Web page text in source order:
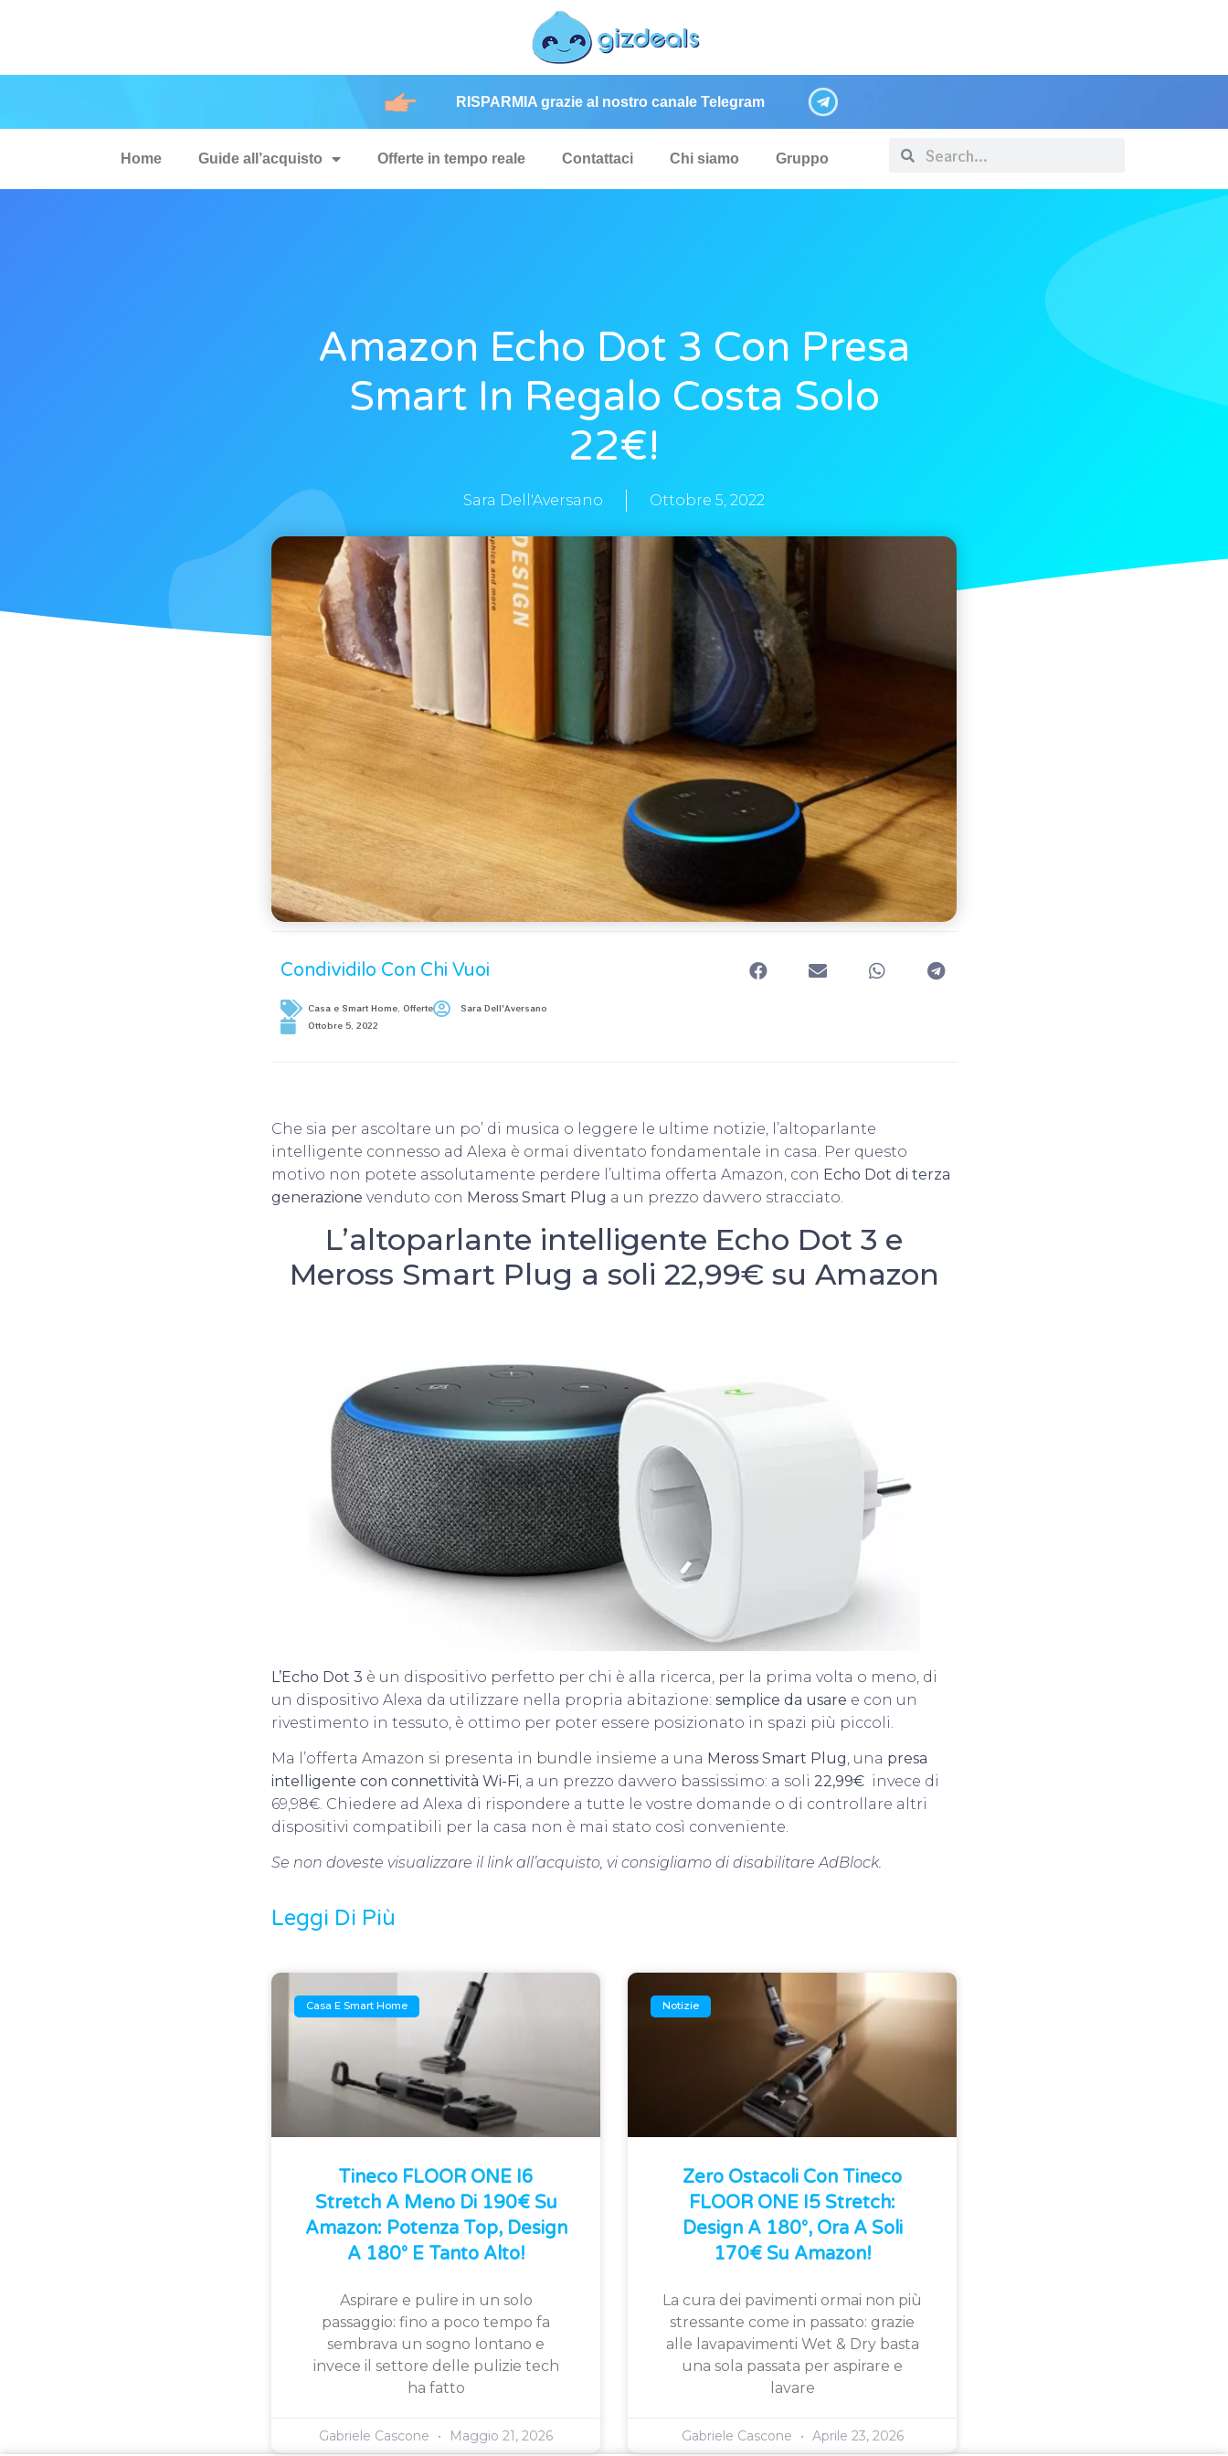
RISPARMIA grazie al nostro canale Telegram
Home Guide all’acquisto Offerte in tempo reale Contattaci Chi siamo Gruppo
Amazon Echo Dot 3 Con Presa
Smart In Regalo Costa Solo
22€!
Sara Dell'Aversano Ottobre 5, 2022
Condividilo Con Chi Vuoi
Casa e Smart Home, Offerte
Sara Dell'Aversano
Ottobre 5, 2022
Che sia per ascoltare un po’ di musica o leggere le ultime notizie, l’altoparlante
intelligente connesso ad Alexa è ormai diventato fondamentale in casa. Per questo
motivo non potete assolutamente perdere l’ultima offerta Amazon, con Echo Dot di terza
generazione venduto con Meross Smart Plug a un prezzo davvero stracciato.
L’altoparlante intelligente Echo Dot 3 e
Meross Smart Plug a soli 22,99€ su Amazon
L’Echo Dot 3 è un dispositivo perfetto per chi è alla ricerca, per la prima volta o meno, di
un dispositivo Alexa da utilizzare nella propria abitazione: semplice da usare e con un
rivestimento in tessuto, è ottimo per poter essere posizionato in spazi più piccoli.
Ma l’offerta Amazon si presenta in bundle insieme a una Meross Smart Plug, una presa
intelligente con connettività Wi-Fi, a un prezzo davvero bassissimo: a soli 22,99€ invece di
69,98€. Chiedere ad Alexa di rispondere a tutte le vostre domande o di controllare altri
dispositivi compatibili per la casa non è mai stato così conveniente.
Se non doveste visualizzare il link all’acquisto, vi consigliamo di disabilitare AdBlock.
Leggi Di Più
Casa E Smart Home
Tineco FLOOR ONE I6
Stretch A Meno Di 190€ Su
Amazon: Potenza Top, Design
A 180° E Tanto Alto!
Aspirare e pulire in un solo
passaggio: fino a poco tempo fa
sembrava un sogno lontano e
invece il settore delle pulizie tech
ha fatto
Gabriele Cascone Maggio 21, 2026
Notizie
Zero Ostacoli Con Tineco
FLOOR ONE I5 Stretch:
Design A 180°, Ora A Soli
170€ Su Amazon!
La cura dei pavimenti ormai non più
stressante come in passato: grazie
alle lavapavimenti Wet & Dry basta
una sola passata per aspirare e
lavare
Gabriele Cascone Aprile 23, 2026